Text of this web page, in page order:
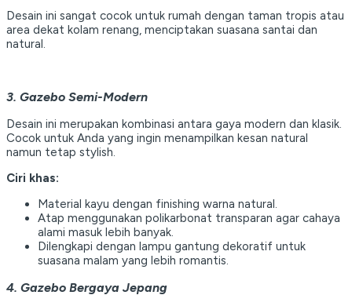
Desain ini sangat cocok untuk rumah dengan taman tropis atau
area dekat kolam renang, menciptakan suasana santai dan
natural.
3. Gazebo Semi-Modern
Desain ini merupakan kombinasi antara gaya modern dan klasik.
Cocok untuk Anda yang ingin menampilkan kesan natural
namun tetap stylish.
Ciri khas:
Material kayu dengan finishing warna natural.
Atap menggunakan polikarbonat transparan agar cahaya
alami masuk lebih banyak.
Dilengkapi dengan lampu gantung dekoratif untuk
suasana malam yang lebih romantis.
4. Gazebo Bergaya Jepang